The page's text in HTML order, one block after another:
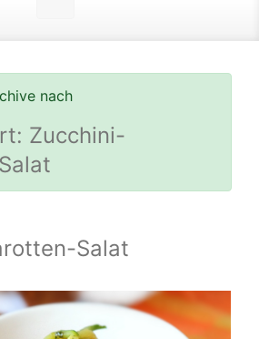
nach
Zucchini-
Salat